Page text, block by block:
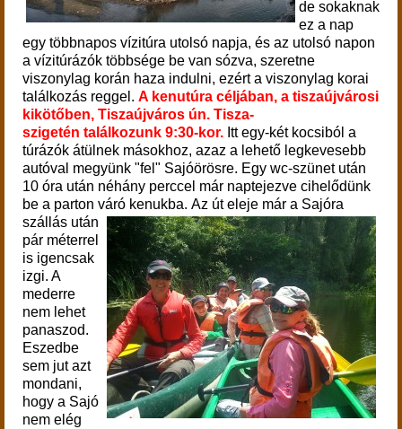
de sokaknak
ez a nap
egy többnapos vízitúra utolsó napja, és az utolsó napon
a vízitúrázók többsége be van sózva, szeretne
viszonylag korán haza indulni, ezért a viszonylag korai
találkozás reggel. A kenutúra céljában, a tiszaújvárosi
kikötőben, Tiszaújváros ún. Tisza-
szigetén találkozunk 9:30-kor. Itt egy-két kocsiból a
túrázók átülnek másokhoz, azaz a lehető legkevesebb
autóval megyünk "fel" Sajóörösre. Egy wc-szünet után
10 óra után néhány perccel már naptejezve cihelődünk
be a parton váró kenukba. Az út eleje már a Sajóra
szállás után
pár méterrel
is igencsak
izgi. A
mederre
nem lehet
panaszod.
Eszedbe
sem jut azt
mondani,
hogy a Sajó
nem elég